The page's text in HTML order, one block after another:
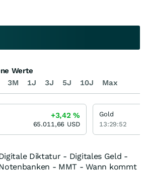
Diktatur - Digitales Geld -
- MMT - Wann kommt
3M 1J 3J 5J 10J Max
Werte
+3,42%
65.011,66 USD
Gold
13:29:52